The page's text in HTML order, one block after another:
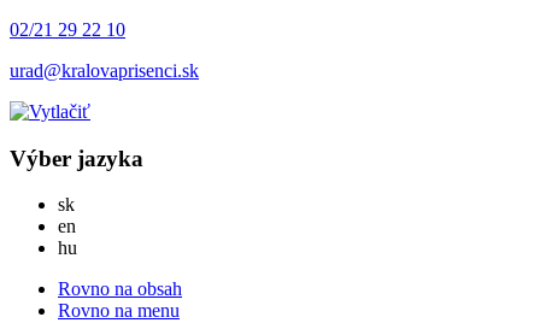
02/21 29 22 10
urad@kralovaprisenci.sk
Výber jazyka
skSlovensky
en
hu
Rovno na obsah
Rovno na menu